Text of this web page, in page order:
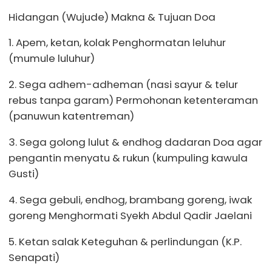
Hidangan (Wujude) Makna & Tujuan Doa
1. Apem, ketan, kolak Penghormatan leluhur
(mumule luluhur)
2. Sega adhem-adheman (nasi sayur & telur
rebus tanpa garam) Permohonan ketenteraman
(panuwun katentreman)
3. Sega golong lulut & endhog dadaran Doa agar
pengantin menyatu & rukun (kumpuling kawula
Gusti)
4. Sega gebuli, endhog, brambang goreng, iwak
goreng Menghormati Syekh Abdul Qadir Jaelani
5. Ketan salak Keteguhan & perlindungan (K.P.
Senapati)